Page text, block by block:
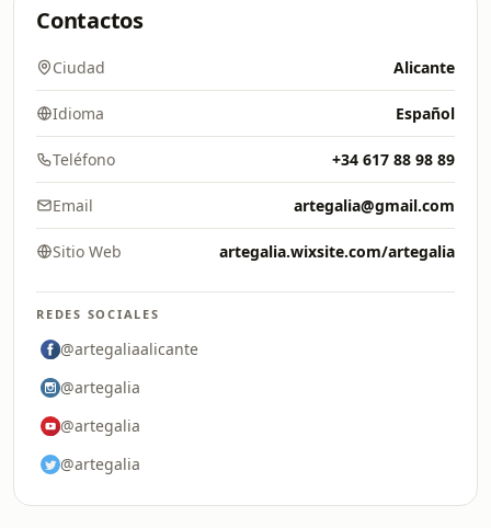
Contactos
Ciudad Alicante
Idioma Español
Teléfono +34 617 88 98 89
Email artegalia@gmail.com
Sitio Web artegalia.wixsite.com/artegalia
REDES SOCIALES
@artegaliaalicante
@artegalia
@artegalia
@artegalia